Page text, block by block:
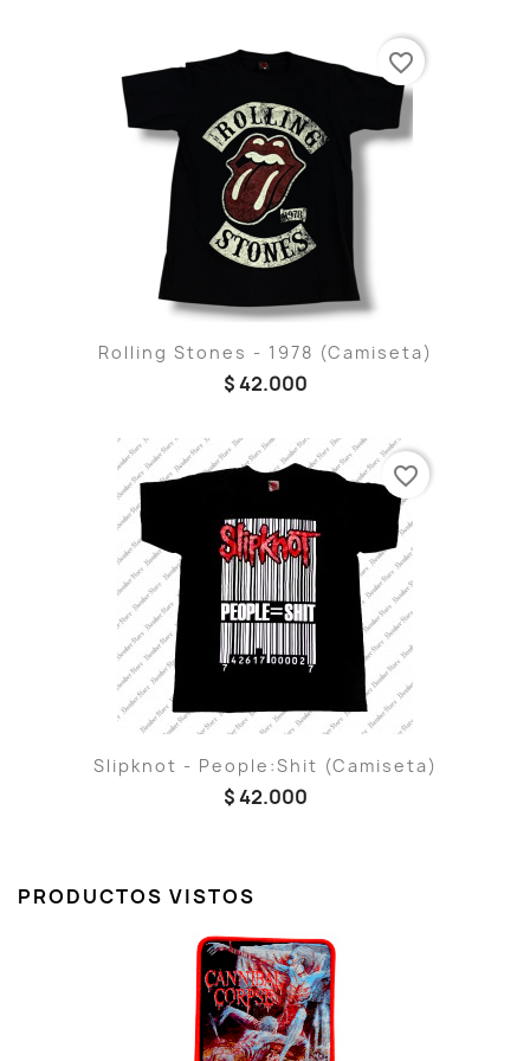
Rolling Stones - 1978 (Camiseta)
$ 42.000
favorite_border
Slipknot - People:Shit (Camiseta)
$ 42.000
favorite_border
PRODUCTOS VISTOS